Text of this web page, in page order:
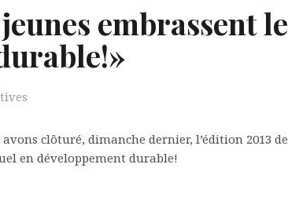
jeunes embrassent le
clôturé, dimanche dernier, l’édition 2013 de
en développement durable!